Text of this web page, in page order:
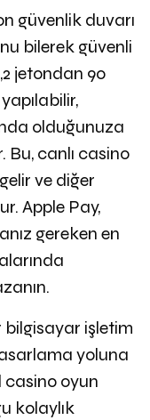
güvenlik duvarı
bilerek güvenli
jetondan 90
olduğunuza
Bu, canlı casino
ve diğer
Apple Pay,
gereken en
bilgisayar işletim
yoluna
oyun
kolaylık